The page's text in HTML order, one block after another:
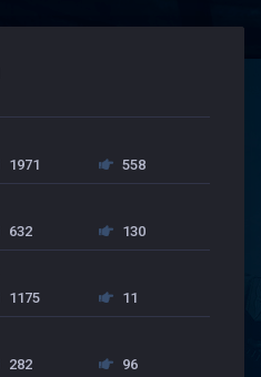
1971 558
632 130
1175 11
282 96